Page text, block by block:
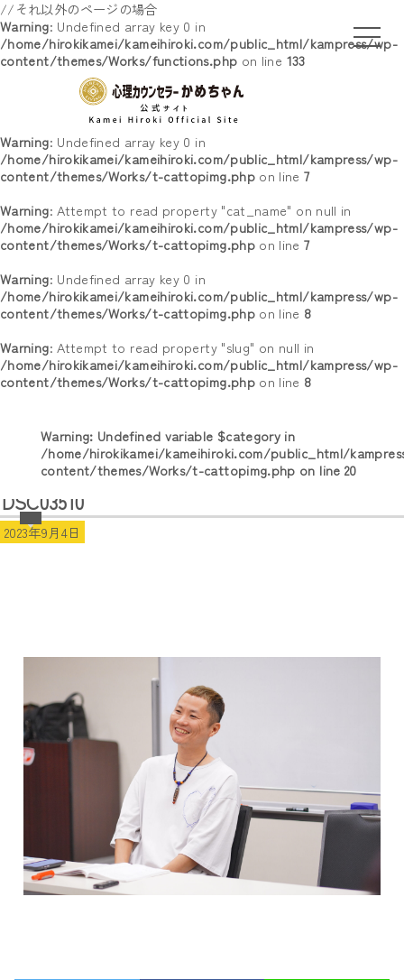
//それ以外のページの場合
Warning: Undefined array key 0 in
/home/hirokikamei/kameihiroki.com/public_html/kampress/wp-
content/themes/Works/functions.php on line 133
Warning: Undefined array key 0 in
/home/hirokikamei/kameihiroki.com/public_html/kampress/wp-
content/themes/Works/t-cattopimg.phpon line7
Warning: Attempt to read property "cat_name" on null in
/home/hirokikamei/kameihiroki.com/public_html/kampress/wp-
content/themes/Works/t-cattopimg.phpon line7
Warning: Undefined array key 0 in
/home/hirokikamei/kameihiroki.com/public_html/kampress/wp-
content/themes/Works/t-cattopimg.phpon line 8
Warning: Attempt to read property "slug" on null in
/home/hirokikamei/kameihiroki.com/public_html/kampress/wp-
content/themes/Works/t-cattopimg.phpon line 8
Warning: Undefined variable $category in
/home/hirokikamei/kameihiroki.com/public_html/
content/themes/Works/t-cattopimg.php on line20
DSC03510
2023年9月4日